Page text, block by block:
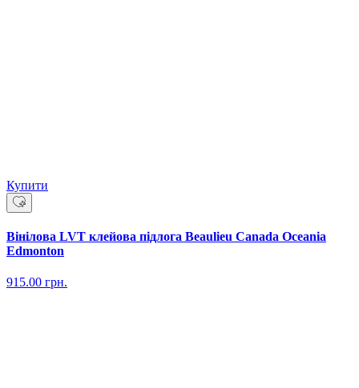
Купити
Вінілова LVT клейова підлога Beaulieu Canada Oceania
Edmonton
915.00 грн.